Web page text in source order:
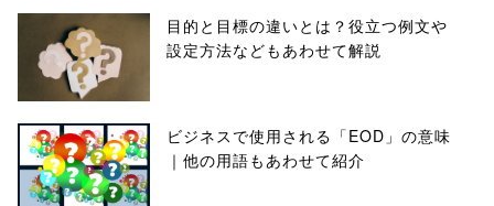
目的と目標の違いとは？役立つ例文や
設定方法などもあわせて解説
ビジネスで使用される「EOD」の意味
｜他の用語もあわせて紹介